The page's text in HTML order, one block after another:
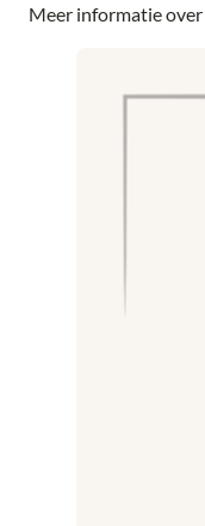
Meer informatie over